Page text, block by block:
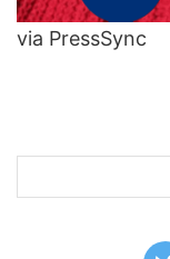
via PressSync